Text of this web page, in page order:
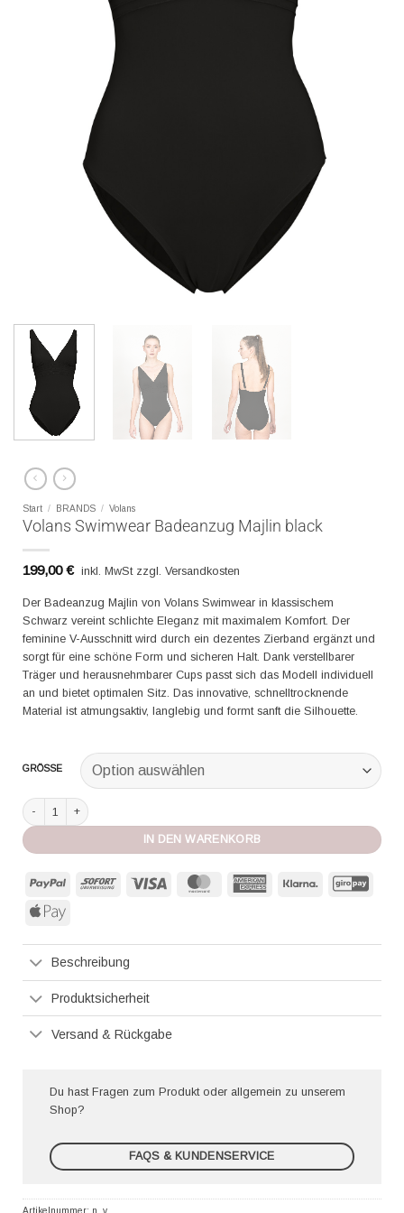
Start / BRANDS / Volans
Volans Swimwear Badeanzug Majlin black
199,00€ inkl. MwSt zzgl. Versandkosten
Der Badeanzug Majlin von Volans Swimwear in klassischem
Schwarz vereint schlichte Eleganz mit maximalem Komfort. Der
feminine V-Ausschnitt wird durch ein dezentes Zierband ergänzt und
sorgt für eine schöne Form und sicheren Halt. Dank verstellbarer
Träger und herausnehmbarer Cups passt sich das Modell individuell
an und bietet optimalen Sitz. Das innovative, schnelltrocknende
Material ist atmungsaktiv, langlebig und formt sanft die Silhouette.
GRÖSSE
Volans Swimwear Badeanzug Majlin black Menge
IN DEN WARENKORB
PayPal Sofort MasterCard American
Klarna
Apple
Beschreibung
Produktsicherheit
Versand & Rückgabe
Du hast Fragen zum Produkt oder allgemein zu unserem
Shop?
FAQS & KUNDENSERVICE
Artikelnummer: n. v.